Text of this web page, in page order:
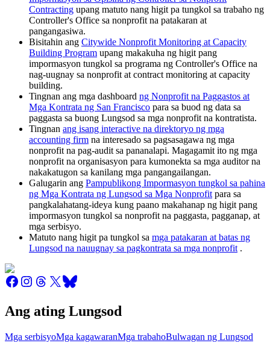
Contracting upang matuto nang higit pa tungkol sa trabaho ng
Controller's Office sa nonprofit na patakaran at
pangangasiwa.
Bisitahin ang Citywide Nonprofit Monitoring at Capacity
Building Program upang makakuha ng higit pang
impormasyon tungkol sa programa ng Controller's Office na
nag-uugnay sa nonprofit at contract monitoring at capacity
building.
Tingnan ang mga dashboard ng Nonprofit na Paggastos at
Mga Kontrata ng San Francisco para sa buod ng data sa
paggasta sa buong Lungsod sa mga nonprofit na kontratista.
Tingnan ang isang interactive na direktoryo ng mga
accounting firm na interesado sa pagsasagawa ng mga
nonprofit na pag-audit sa pananalapi. Magagamit ito ng mga
nonprofit na organisasyon para kumonekta sa mga auditor na
nakakatugon sa kanilang mga pangangailangan.
Galugarin ang Pampublikong Impormasyon tungkol sa pahina
ng Mga Kontrata ng Lungsod sa Mga Nonprofitpara sa
pangkalahatang-ideya kung paano makahanap ng higit pang
impormasyon tungkol sa nonprofit na paggasta, pagganap, at
mga serbisyo.
Matuto nang higit pa tungkol sa mga patakaran at batas ng
Lungsod na nauugnay sa pagkontrata sa mga nonprofit.
Ang ating Lungsod
Mga serbisyoMga kagawaranMga trabahoBulwagan ng Lungsod